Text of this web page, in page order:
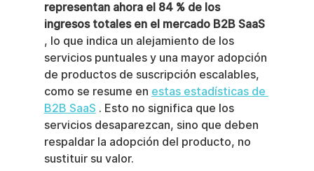
representan ahora el 84 % de los
ingresos totales en el mercado B2B SaaS
, lo que indica un alejamiento de los
servicios puntuales y una mayor adopción
de productos de suscripción escalables,
como se resume en estas estadísticas de
B2B SaaS . Esto no significa que los
servicios desaparezcan, sino que deben
respaldar la adopción del producto, no
sustituir su valor.